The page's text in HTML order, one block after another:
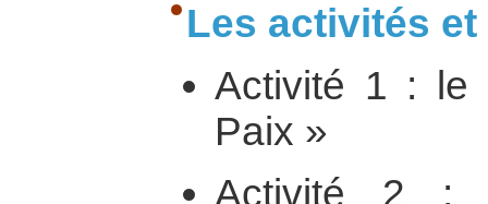
Les activités
Activité 1 : le
Paix »
Activité 2 :